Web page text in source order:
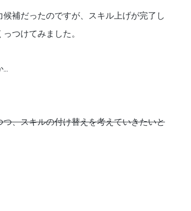
補だったのですが、スキル上げが完了し
つけてみました。
…
、スキルの付け替えを考えていきたいと